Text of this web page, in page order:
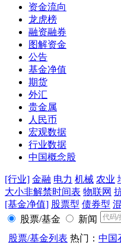
资金流向
龙虎榜
融资融券
图解资金
公告
基金净值
期货
外汇
贵金属
人民币
宏观数据
行业数据
中国概念股
[行业] 金融 电力 机械 农业
大小非解禁时间表 物联网
[基金净值] 股票型 债券型
股票/基金
新闻
股票/基金列表 热门： 中国